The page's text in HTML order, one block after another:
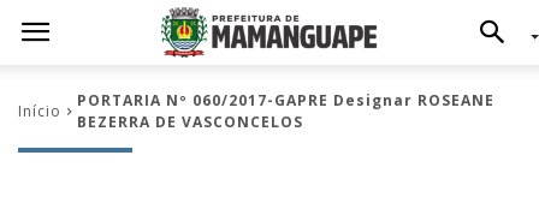
Início
PORTARIA Nº 060/2017-GAPRE Designar ROSEANE
BEZERRA DE VASCONCELOS